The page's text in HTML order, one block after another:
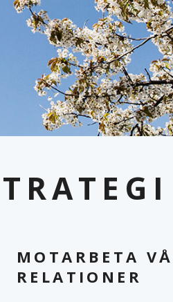
MOTARBETA
RELATIONER